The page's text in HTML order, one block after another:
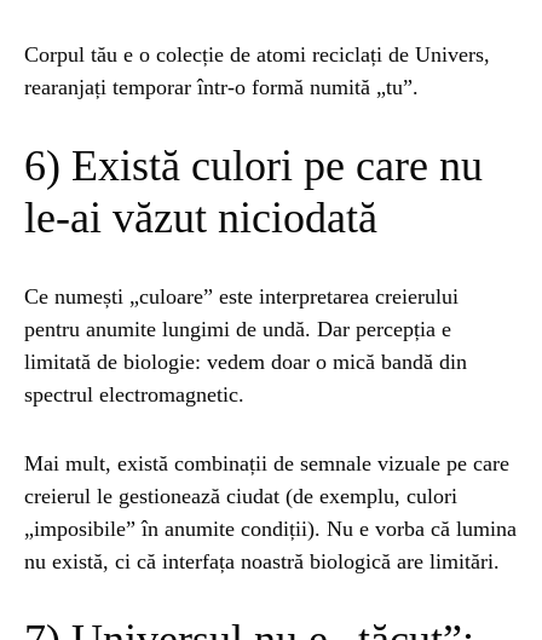
Corpul tău e o colecție de atomi reciclați de Univers,
rearanjați temporar într-o formă numită „tu”.
6) Există culori pe care nu
le-ai văzut niciodată
Ce numești „culoare” este interpretarea creierului
pentru anumite lungimi de undă. Dar percepția e
limitată de biologie: vedem doar o mică bandă din
spectrul electromagnetic.
Mai mult, există combinații de semnale vizuale pe care
creierul le gestionează ciudat (de exemplu, culori
„imposibile” în anumite condiții). Nu e vorba că lumina
nu există, ci că interfața noastră biologică are limitări.